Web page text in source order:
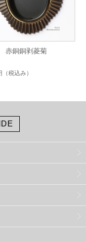
赤銅銅剥菱菊
（税込み）